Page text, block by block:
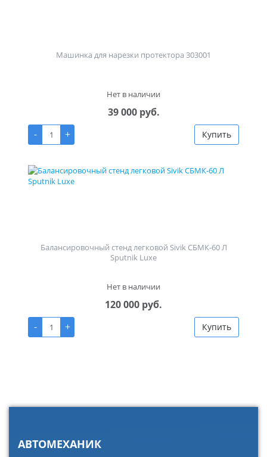
Машинка для нарезки протектора 303001
Нет в наличии
39 000 руб.
-
+ Купить
Балансировочный стенд легковой Sivik СБМК-60 Л
Sputnik Luxe
Нет в наличии
120 000 руб.
-
+ Купить
АВТОМЕХАНИК